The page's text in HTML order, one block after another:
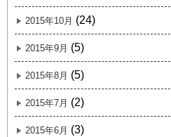
2015年10月 (24)
2015年9月 (5)
2015年8月 (5)
2015年7月 (2)
2015年6月 (3)